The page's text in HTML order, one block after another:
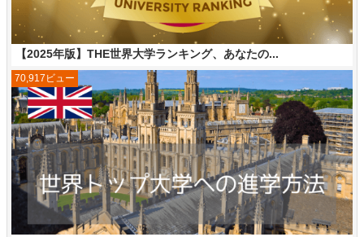
【2025年版】THE世界大学ランキング、あなたの...
70,917ビュー